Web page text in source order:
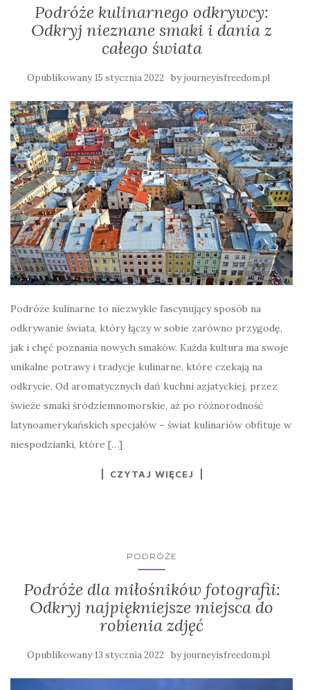
Podróże kulinarnego odkrywcy:
Odkryj nieznane smaki i dania z
całego świata
Opublikowany15 stycznia 2022 byjourneyisfreedom.pl
Podróże kulinarne to niezwykle fascynujący sposób na
odkrywanie świata, który łączy w sobie zarówno przygodę,
jak i chęć poznania nowych smaków. Każda kultura ma swoje
unikalne potrawy i tradycje kulinarne, które czekają na
odkrycie. Od aromatycznych dań kuchni azjatyckiej, przez
świeże smaki śródziemnomorskie, aż po różnorodność
latynoamerykańskich specjałów – świat kulinariów obfituje w
niespodzianki, które […]
CZYTAJ WIĘCEJ
PODRÓŻE
Podróże dla miłośników fotografii:
Odkryj najpiękniejsze miejsca do
robienia zdjęć
Opublikowany13 stycznia 2022 byjourneyisfreedom.pl